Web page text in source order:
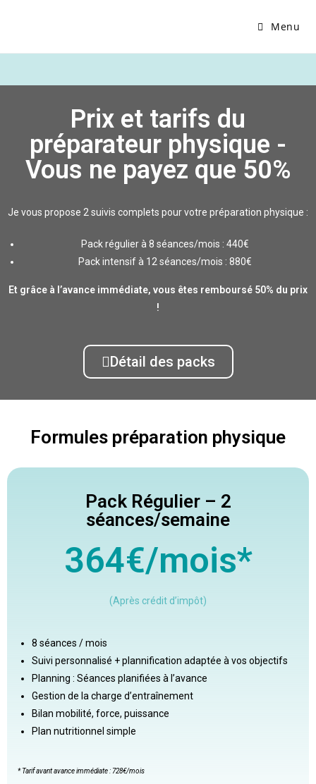
Menu
Prix et tarifs du
préparateur physique -
Vous ne payez que 50%
Je vous propose 2 suivis complets pour votre préparation physique :
Pack régulier à 8 séances/mois : 440€
Pack intensif à 12 séances/mois : 880€
Et grâce à l’avance immédiate, vous êtes remboursé 50% du prix
!
Détail des packs
Formules préparation physique
Pack Régulier – 2
séances/semaine
364€/mois*
(Après crédit d’impôt)
8 séances / mois
Suivi personnalisé + plannification adaptée à vos objectifs
Planning : Séances planifiées à l’avance
Gestion de la charge d’entraînement
Bilan mobilité, force, puissance
Plan nutritionnel simple
* Tarif avant avance immédiate : 728€/mois